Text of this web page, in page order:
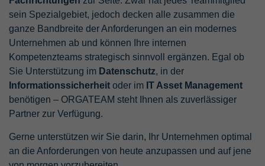
sein Spezialgebiet, jedoch decken alle zusammen die
ganze Bandbreite der Anforderungen an ein modernes
Unternehmen ab und können Ihre internen
Kompetenzteams strategisch sinnvoll ergänzen. Egal ob
Sie Unterstützung im Datenschutz, in der
Informationssicherheit oder im IT Asset Management
benötigen – ORGATEAM steht Ihnen als zuverlässiger
Partner zur Verfügung.
Gerne unterstützen wir Sie darin, Ihr Unternehmen optimal
an die Anforderungen von heute anzupassen und auf jene